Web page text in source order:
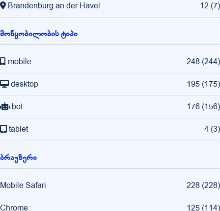
Brandenburg an der Havel 12 (7)
მოწყობილობის ტიპი
mobile 248 (244)
desktop 195 (175)
bot 176 (156)
tablet 4 (3)
ბრაუზერი
Mobile Safari 228 (228)
Chrome 125 (114)